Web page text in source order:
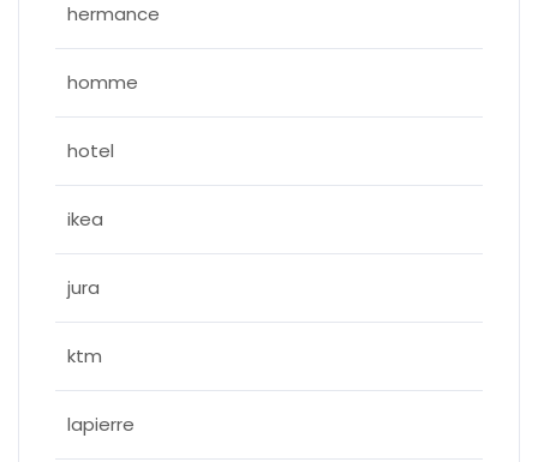
hermance
homme
hotel
ikea
jura
ktm
lapierre